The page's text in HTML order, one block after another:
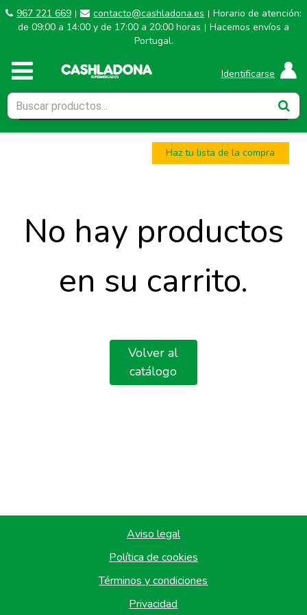
967 221 669 | contacto@cashladona.es | Horario de atención:
de 09:00 a 14:00 y de 17:00 a 20:00 horas | Hacemos envíos a
Portugal.
Identificarse
Haz tu lista de la compra
No hay productos
en su carrito.
Volver al
catálogo
Aviso legal
Política de cookies
Términos y condiciones
Privacidad